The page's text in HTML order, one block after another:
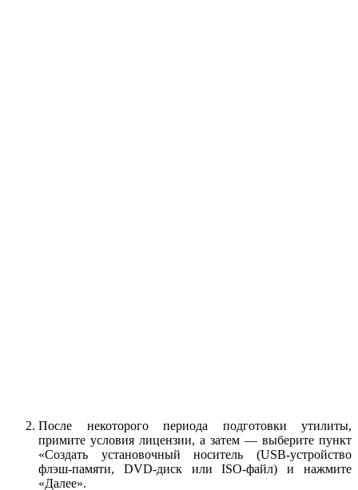
После некоторого периода подготовки утилиты,
примите условия лицензии, а затем — выберите пункт
«Создать установочный носитель (USB-устройство
флэш-памяти, DVD-диск или ISO-файл) и нажмите
«Далее».